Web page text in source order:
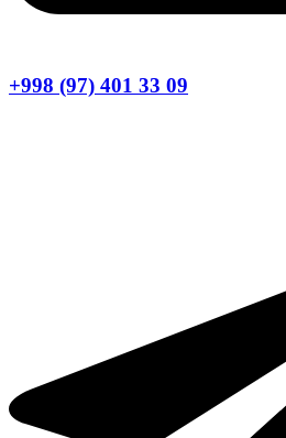
+998 (97) 401 33 09